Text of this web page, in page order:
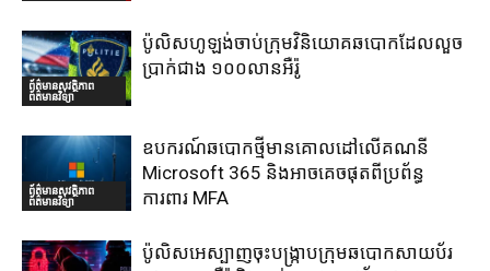
ព័ត៌មានសុវត្ថិភាព
ព័ត៌មានវិទ្យា
ប៉ូលិសហូឡង់ចាប់ក្រុមវិនិយោគឆបោកដែលលួច
ប្រាក់ជាង ១០០លានអឺរ៉ូ
ព័ត៌មានសុវត្ថិភាព
ព័ត៌មានវិទ្យា
ឧបករណ៍ឆបោកថ្មីមានគោលដៅលើគណនី
Microsoft 365 និងអាចគេចផុតពីប្រព័ន្ធ
ការពារ MFA
ប៉ូលិសអេស្បាញចុះបង្រ្កាបក្រុមឆបោកសាយប័រ